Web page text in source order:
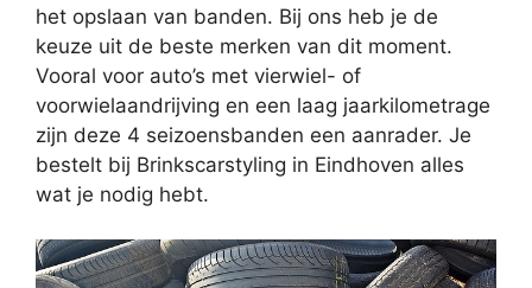
het opslaan van banden. Bij ons heb je de
keuze uit de beste merken van dit moment.
Vooral voor auto’s met vierwiel- of
voorwielaandrijving en een laag jaarkilometrage
zijn deze 4 seizoensbanden een aanrader. Je
bestelt bij Brinkscarstyling in Eindhoven alles
wat je nodig hebt.